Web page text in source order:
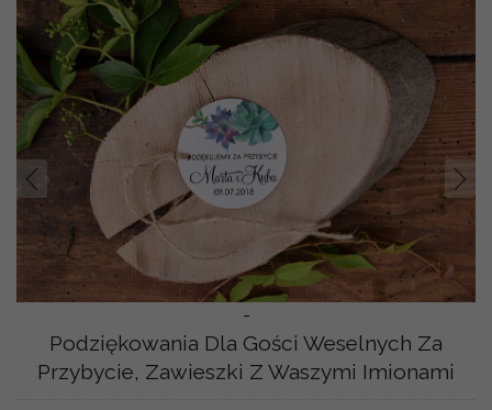
-
Prev
Podziękowania Dla Gości Weselnych Za
Przybycie, Zawieszki Z Waszymi Imionami